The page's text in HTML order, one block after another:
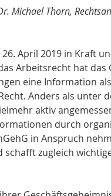
Michael Thorn,
April 2019 in Kraft
Arbeitsrecht hat
eine Information
Anders als unter
aktiv
durch
in Anspruch
zugleich